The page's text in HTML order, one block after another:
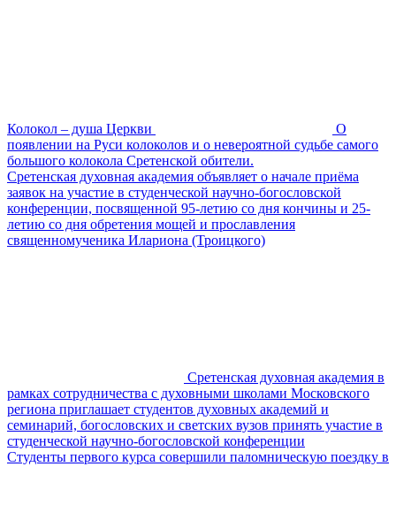
Колокол – душа Церкви
О
появлении на Руси колоколов и о невероятной судьбе самого
большого колокола Сретенской обители.
Сретенская духовная академия объявляет о начале приёма
заявок на участие в студенческой научно-богословской
конференции, посвященной 95-летию со дня кончины и 25-
летию со дня обретения мощей и прославления
священномученика Илариона (Троицкого)
Сретенская духовная академия в
рамках сотрудничества с духовными школами Московского
региона приглашает студентов духовных академий и
семинарий, богословских и светских вузов принять участие в
студенческой научно-богословской конференции
Студенты первого курса совершили паломническую поездку в